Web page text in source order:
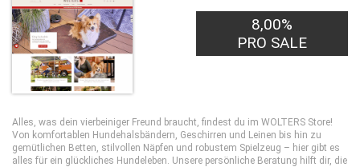
8,00%
PRO SALE
Alles, was dein vierbeiniger Freund braucht, findest du im WOLTERS Store!
Von komfortablen Hundehalsbändern, Geschirren und Leinen bis hin zu
gemütlichen Betten, stilvollen Näpfen und robustem Spielzeug – hier gibt es
alles für ein glückliches Hundeleben. Unsere persönliche Beratung hilft dir, die